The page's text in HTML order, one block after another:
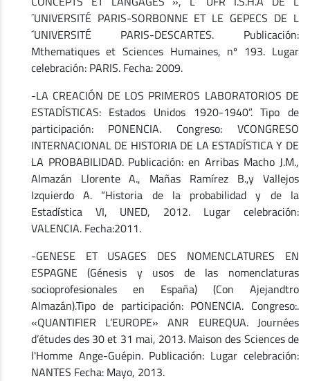
´UNIVERSITÉ PARIS-SORBONNE ET LE GEPECS DE L
´UNIVERSITÉ PARIS-DESCARTES. Publicación:
Mthematiques et Sciences Humaines, nº 193. Lugar
celebración: PARIS. Fecha: 2009.
-LA CREACIÓN DE LOS PRIMEROS LABORATORIOS DE
ESTADÍSTICAS: Estados Unidos 1920-1940”. Tipo de
participación: PONENCIA. Congreso: VCONGRESO
INTERNACIONAL DE HISTORIA DE LA ESTADÍSTICA Y DE
LA PROBABILIDAD. Publicación: en Arribas Macho J.M.,
Almazán Llorente A., Mañas Ramírez B.,y Vallejos
Izquierdo A. “Historia de la probabilidad y de la
Estadística VI, UNED, 2012. Lugar celebración:
VALENCIA. Fecha:2011.
-GENESE ET USAGES DES NOMENCLATURES EN
ESPAGNE (Génesis y usos de las nomenclaturas
socioprofesionales en España) (Con Ajejandtro
Almazán).Tipo de participación: PONENCIA. Congreso:.
«QUANTIFIER L’EUROPE» ANR EUREQUA. Journées
d’études des 30 et 31 mai, 2013. Maison des Sciences de
l'Homme Ange-Guépin. Publicación: Lugar celebración:
NANTES Fecha: Mayo, 2013.